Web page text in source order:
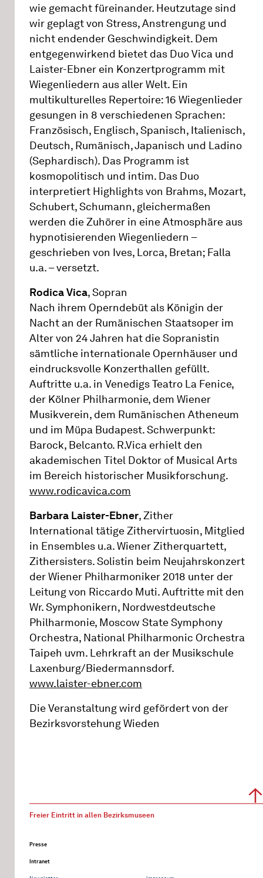
wie gemacht füreinander. Heutzutage sind
wir geplagt von Stress, Anstrengung und
nicht endender Geschwindigkeit. Dem
entgegenwirkend bietet das Duo Vica und
Laister-Ebner ein Konzertprogramm mit
Wiegenliedern aus aller Welt. Ein
multikulturelles Repertoire: 16 Wiegenlieder
gesungen in 8 verschiedenen Sprachen:
Französisch, Englisch, Spanisch, Italienisch,
Deutsch, Rumänisch, Japanisch und Ladino
(Sephardisch). Das Programm ist
kosmopolitisch und intim. Das Duo
interpretiert Highlights von Brahms, Mozart,
Schubert, Schumann, gleichermaßen
werden die Zuhörer in eine Atmosphäre aus
hypnotisierenden Wiegenliedern –
geschrieben von Ives, Lorca, Bretan; Falla
u.a. – versetzt.
Rodica Vica, Sopran
Nach ihrem Operndebüt als Königin der
Nacht an der Rumänischen Staatsoper im
Alter von 24 Jahren hat die Sopranistin
sämtliche internationale Opernhäuser und
eindrucksvolle Konzerthallen gefüllt.
Auftritte u.a. in Venedigs Teatro La Fenice,
der Kölner Philharmonie, dem Wiener
Musikverein, dem Rumänischen Atheneum
und im Müpa Budapest. Schwerpunkt:
Barock, Belcanto. R.Vica erhielt den
akademischen Titel Doktor of Musical Arts
im Bereich historischer Musikforschung.
www.rodicavica.com
Barbara Laister-Ebner, Zither
International tätige Zithervirtuosin, Mitglied
in Ensembles u.a. Wiener Zitherquartett,
Zithersisters. Solistin beim Neujahrskonzert
der Wiener Philharmoniker 2018 unter der
Leitung von Riccardo Muti. Auftritte mit den
Wr. Symphonikern, Nordwestdeutsche
Philharmonie, Moscow State Symphony
Orchestra, National Philharmonic Orchestra
Taipeh uvm. Lehrkraft an der Musikschule
Laxenburg/Biedermannsdorf.
www.laister-ebner.com
Die Veranstaltung wird gefördert von der
Bezirksvorstehung Wieden
Freier Eintritt in allen Bezirksmuseen
Presse
Intranet